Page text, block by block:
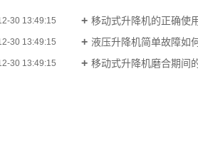
30 13:49:15 移动式升降机的正确使
30 13:49:15 液压升降机简单故障如
30 13:49:15 移动式升降机磨合期间